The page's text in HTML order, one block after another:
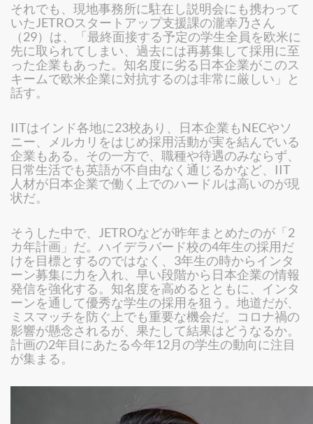
それでも、現地事務所に駐在し説明会にも携わって
いたJETROスタートアップ支援課の瀧幸乃さん
（29）は、「最終面接する予定の学生全員を欧米に
先に取られてしまい、過去には再募集して採用に至
った企業もあった。知名度に劣る日本企業がこのス
キームで欧米企業に対抗するのは非常に厳しい」と
話す。
IITはインド各地に23校あり、日本企業もNECやソ
ニー、メルカリをはじめ採用活動が実を結んでいる
企業もある。その一方で、職種や待遇のみならず、
日常生活でも英語が不自由なく通じるかなど、IIT
人材が日本企業で働く上でのハードルは高いのが現
状だ。
そうした中で、JETROなどが昨年まとめたのが「2
カ年計画」だ。ハイデラバード校の4年生の採用だ
けを目標とするのではなく、3年生の時からインタ
ーン募集に力を入れ、早い段階から日本企業の情報
発信を強化する。知名度を高めるとともに、インタ
ーンを通して優秀な学生の採用を狙う。地道だが、
ミスマッチを防ぐ上でも重要な機会だ。コロナ禍の
影響が懸念されるが、果たして結果はどうなるか。
計画の2年目にあたる今年12月の学生の動向に注目
が集まる。